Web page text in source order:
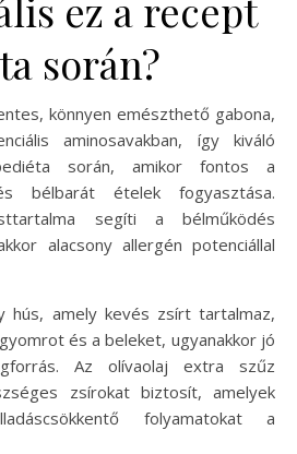
ez a recept
során?
könnyen emészthető gabona,
aminosavakban, így kiváló
során, amikor fontos a
bélbarát ételek fogyasztása.
segíti a bélműködés
alacsony allergén potenciállal
hús, amely kevés zsírt tartalmaz,
és a beleket, ugyanakkor jó
Az olívaolaj extra szűz
zsírokat biztosít, amelyek
folyamatokat a